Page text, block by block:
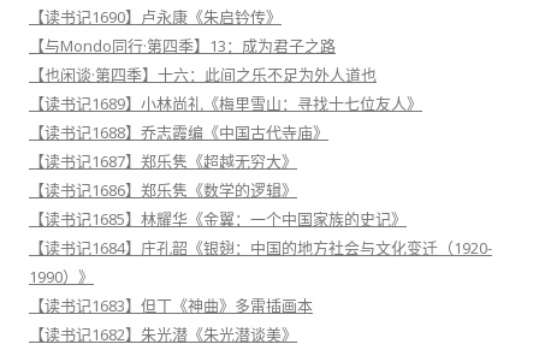
【读书记1690】卢永康《朱启钤传》
【与Mondo同行·第四季】13：成为君子之路
【也闲谈·第四季】十六：此间之乐不足为外人道也
【读书记1689】小林尚礼《梅里雪山：寻找十七位友人》
【读书记1688】乔志霞编《中国古代寺庙》
【读书记1687】郑乐隽《超越无穷大》
【读书记1686】郑乐隽《数学的逻辑》
【读书记1685】林耀华《金翼：一个中国家族的史记》
【读书记1684】庄孔韶《银翅：中国的地方社会与文化变迁（1920-
1990）》
【读书记1683】但丁《神曲》多雷插画本
【读书记1682】朱光潜《朱光潜谈美》